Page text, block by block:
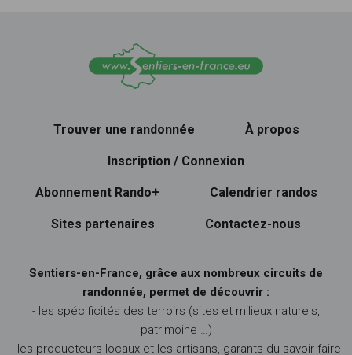
Trouver une randonnée À propos
Inscription / Connexion
Abonnement Rando+ Calendrier randos
Sites partenaires Contactez-nous
Sentiers-en-France, grâce aux nombreux circuits de
randonnée, permet de découvrir :
- les spécificités des terroirs (sites et milieux naturels,
patrimoine …)
- les producteurs locaux et les artisans, garants du savoir-faire